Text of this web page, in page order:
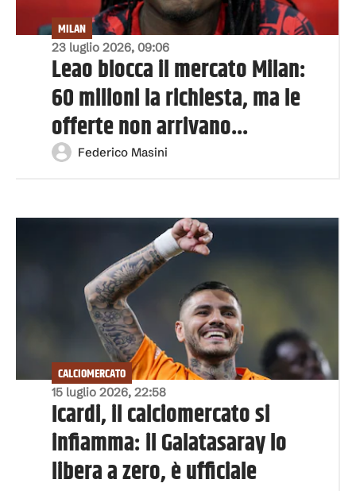
23 luglio 2026, 09:06
MILAN
Leao blocca il mercato Milan:
60 milioni la richiesta, ma le
offerte non arrivano...
Federico Masini
15 luglio 2026, 22:58
CALCIOMERCATO
Icardi, il calciomercato si
infiamma: il Galatasaray lo
libera a zero, è ufficiale